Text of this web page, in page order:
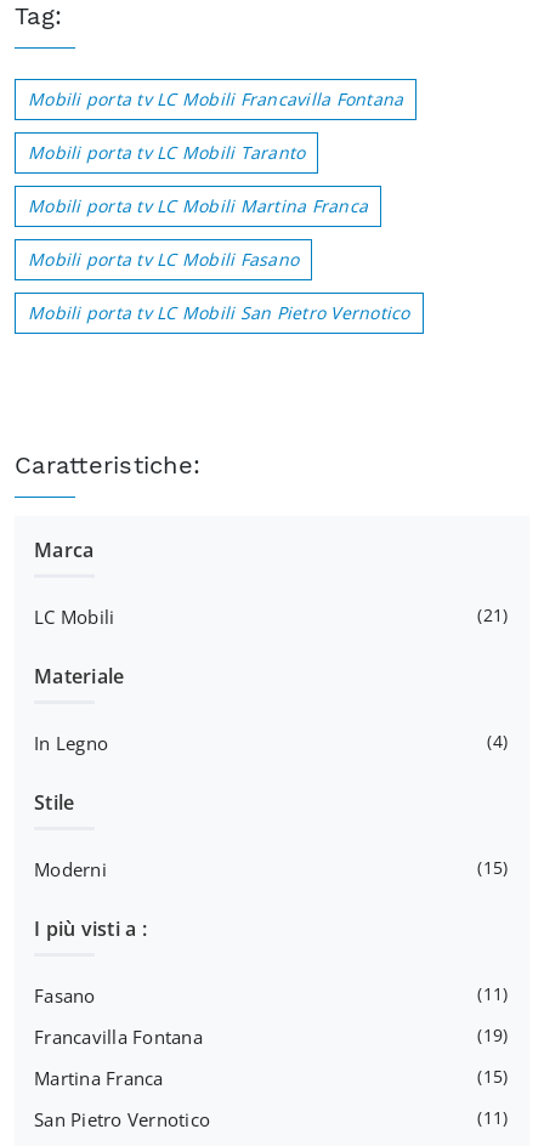
Tag:
Mobili porta tv LC Mobili Francavilla Fontana
Mobili porta tv LC Mobili Taranto
Mobili porta tv LC Mobili Martina Franca
Mobili porta tv LC Mobili Fasano
Mobili porta tv LC Mobili San Pietro Vernotico
Caratteristiche:
Marca
LC Mobili 21
Materiale
In Legno 4
Stile
Moderni 15
I più visti a :
Fasano 11
Francavilla Fontana 19
Martina Franca 15
San Pietro Vernotico 11